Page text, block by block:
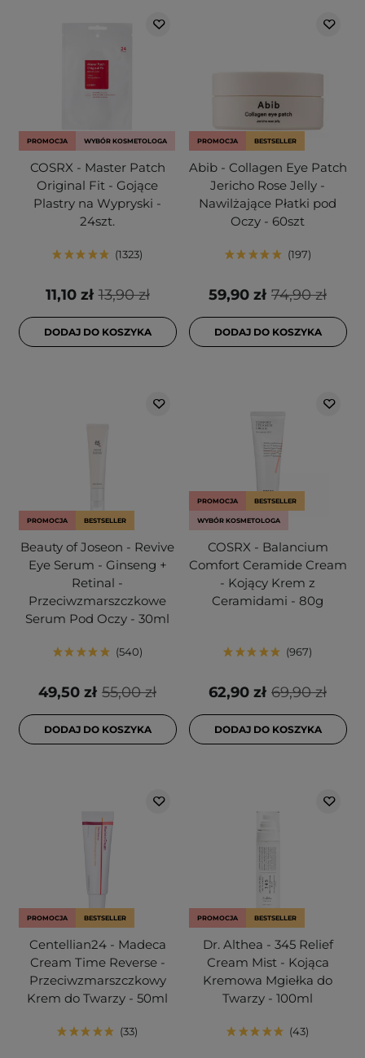
PROMOCJA WYBÓR KOSMETOLOGA
COSRX - Master Patch
Original Fit - Gojące
Plastry na Wypryski -
24szt.
1323
13,90 zł
11,10 zł
DODAJ DO KOSZYKA
PROMOCJA BESTSELLER
Abib - Collagen Eye Patch
Jericho Rose Jelly -
Nawilżające Płatki pod
Oczy - 60szt
197
74,90 zł
59,90 zł
DODAJ DO KOSZYKA
PROMOCJA BESTSELLER
Beauty of Joseon - Revive
Eye Serum - Ginseng +
Retinal -
Przeciwzmarszczkowe
Serum Pod Oczy - 30ml
540
55,00 zł
49,50 zł
DODAJ DO KOSZYKA
PROMOCJA BESTSELLER
WYBÓR KOSMETOLOGA
COSRX - Balancium
Comfort Ceramide Cream
- Kojący Krem z
Ceramidami - 80g
967
69,90 zł
62,90 zł
DODAJ DO KOSZYKA
PROMOCJA BESTSELLER
Centellian24 - Madeca
Cream Time Reverse -
Przeciwzmarszczkowy
Krem do Twarzy - 50ml
33
PROMOCJA BESTSELLER
Dr. Althea - 345 Relief
Cream Mist - Kojąca
Kremowa Mgiełka do
Twarzy - 100ml
43